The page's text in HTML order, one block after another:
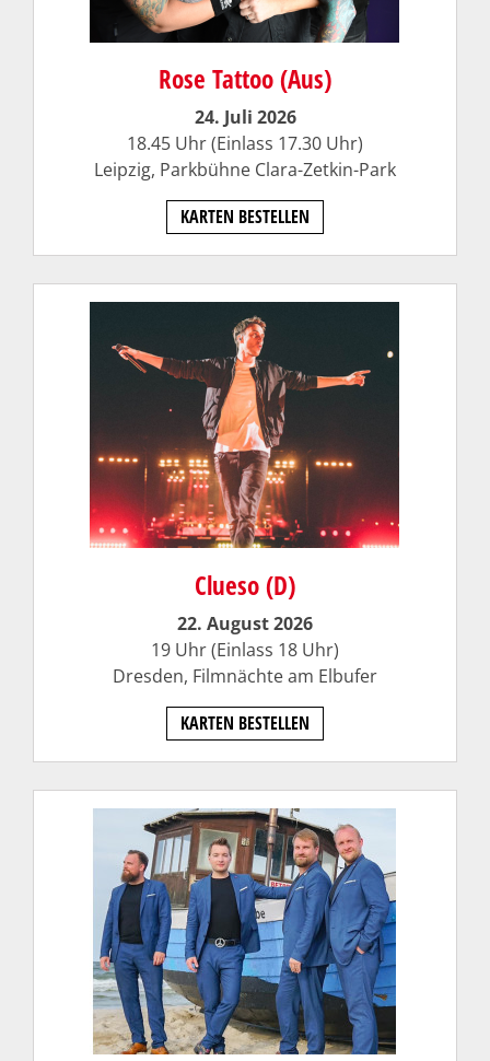
Rose Tattoo (Aus)
24. Juli 2026
18.45 Uhr (Einlass 17.30 Uhr)
Leipzig, Parkbühne Clara-Zetkin-Park
KARTEN BESTELLEN
Clueso (D)
22. August 2026
19 Uhr (Einlass 18 Uhr)
Dresden, Filmnächte am Elbufer
KARTEN BESTELLEN